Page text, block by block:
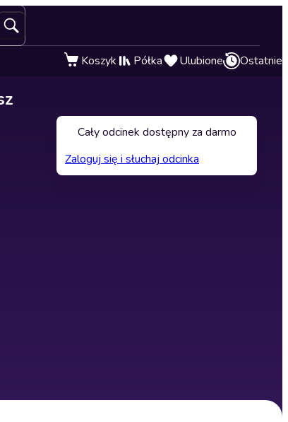
Koszyk Półka Ulubione Ostatnie
Cały odcinek dostępny za darmo
Zaloguj się i słuchaj odcinka